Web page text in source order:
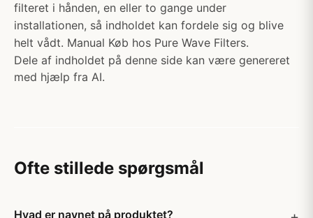
filteret i hånden, en eller to gange under
installationen, så indholdet kan fordele sig og blive
helt vådt. Manual Køb hos Pure Wave Filters.
Dele af indholdet på denne side kan være genereret
med hjælp fra AI.
Ofte stillede spørgsmål
Hvad er navnet på produktet?